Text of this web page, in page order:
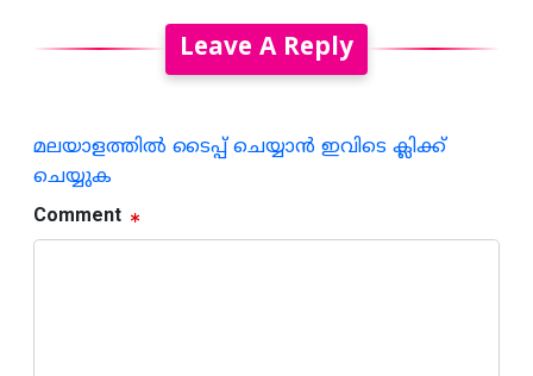
Leave A Reply
മലയാളത്തില്‍ ടൈപ്പ് ചെയ്യാന്‍ ഇവിടെ ക്ലിക്ക്
ചെയ്യുക
Comment